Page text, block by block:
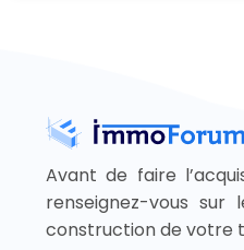
Avant de faire
renseignez-vous sur
construction de votre